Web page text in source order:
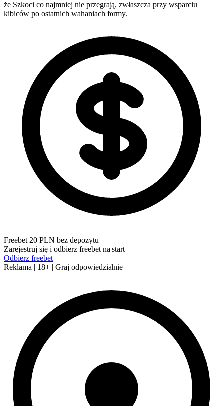
że Szkoci co najmniej nie przegrają, zwłaszcza przy wsparciu
kibiców po ostatnich wahaniach formy.
Freebet 20 PLN bez depozytu
Zarejestruj się i odbierz freebet na start
Odbierz freebet
Reklama | 18+ | Graj odpowiedzialnie